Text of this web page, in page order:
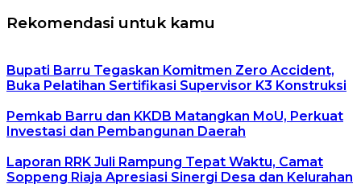
Rekomendasi untuk kamu
Bupati Barru Tegaskan Komitmen Zero Accident,
Buka Pelatihan Sertifikasi Supervisor K3 Konstruksi
Pemkab Barru dan KKDB Matangkan MoU, Perkuat
Investasi dan Pembangunan Daerah
Laporan RRK Juli Rampung Tepat Waktu, Camat
Soppeng Riaja Apresiasi Sinergi Desa dan Kelurahan